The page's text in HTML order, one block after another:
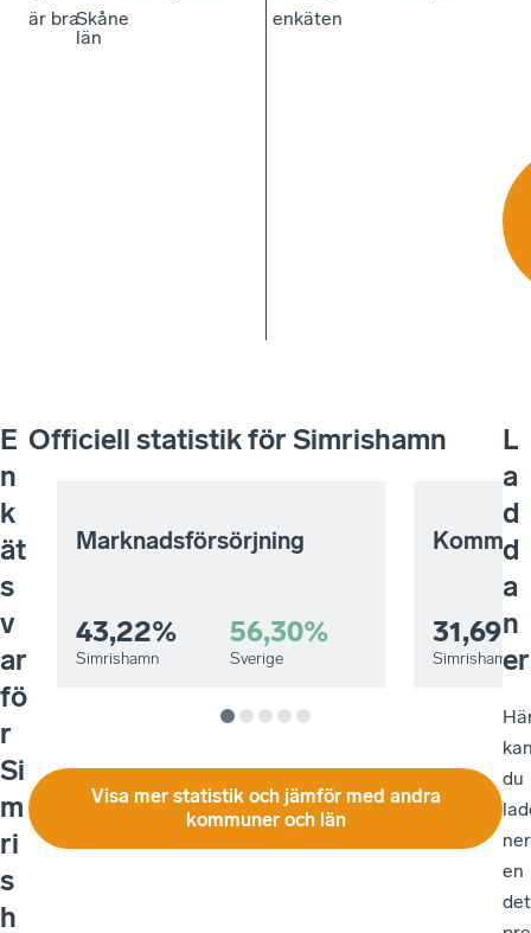
Skåne
län
är bra
enkäten
E
n
k
ät
s
v
ar
fö
r
Si
m
ri
s
h
Officiell statistik förSimrishamn
Marknadsförsörjning
43,22%
Simrishamn
56,30%
Sverige
31,69%
Simrishamn
Visa mer statistik och jämför med andra
kommuner och län
L
a
d
d
a
n
er
du
ner
en